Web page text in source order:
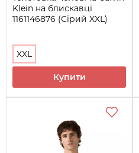
Klein на блискавці
1161146876 (Сірий XXL)
XXL
Купити